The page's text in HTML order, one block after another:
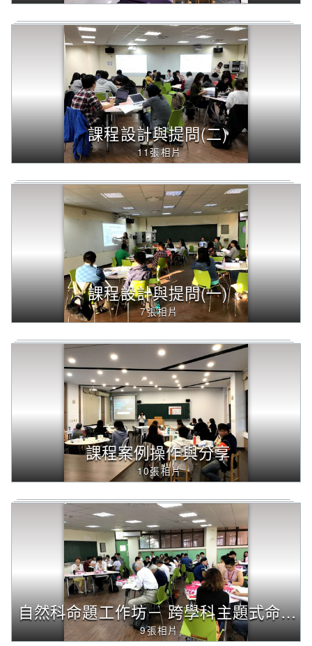
課程設計與提問(二)
11張相片
課程設計與提問(一)
7張相片
課程案例操作與分享
10張相片
自然科命題工作坊－ 跨學科主題式命題 (化學&生物)
9張相片